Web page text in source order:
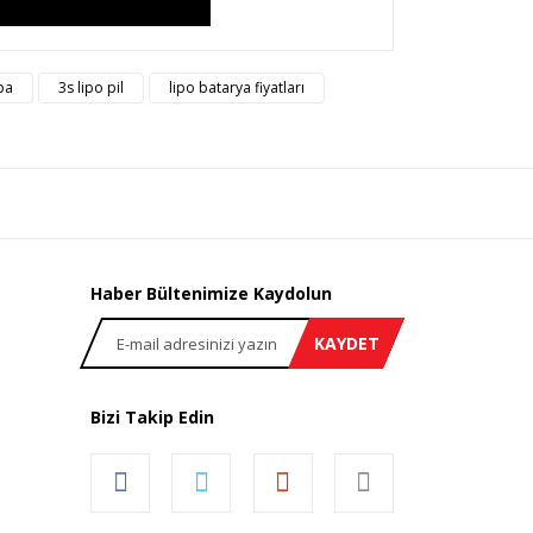
noktaları öneri formunu kullanarak
3s lipo pil
lipo batarya fiyatları
Haber Bültenimize Kaydolun
KAYDET
Bizi Takip Edin